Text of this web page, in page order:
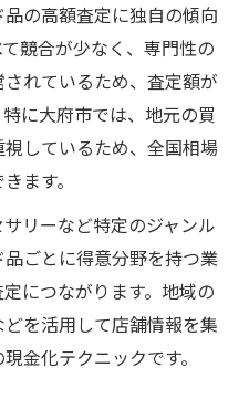
の高額査定に独自の傾向
競合が少なく、専門性の
れているため、査定額が
に大府市では、地元の買
しているため、全国相場
ます。
リーなど特定のジャンル
ごとに得意分野を持つ業
につながります。地域の
を活用して店舗情報を集
金化テクニックです。